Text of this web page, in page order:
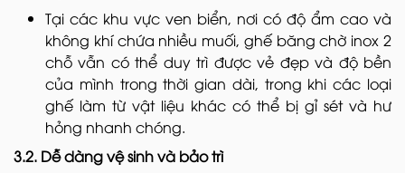
Tại các khu vực ven biển, nơi có độ ẩm cao và
không khí chứa nhiều muối, ghế băng chờ inox 2
chỗ vẫn có thể duy trì được vẻ đẹp và độ bền
của mình trong thời gian dài, trong khi các loại
ghế làm từ vật liệu khác có thể bị gỉ sét và hư
hỏng nhanh chóng.
3.2. Dễ dàng vệ sinh và bảo trì